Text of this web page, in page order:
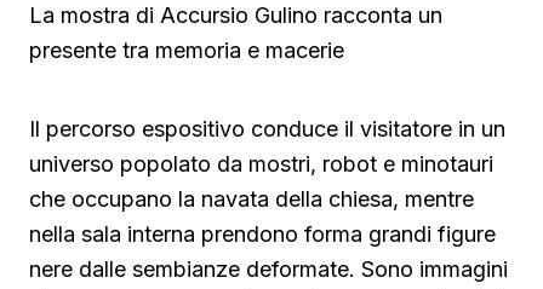
La mostra di Accursio Gulino racconta un
presente tra memoria e macerie
Il percorso espositivo conduce il visitatore in un
universo popolato da mostri, robot e minotauri
che occupano la navata della chiesa, mentre
nella sala interna prendono forma grandi figure
nere dalle sembianze deformate. Sono immagini